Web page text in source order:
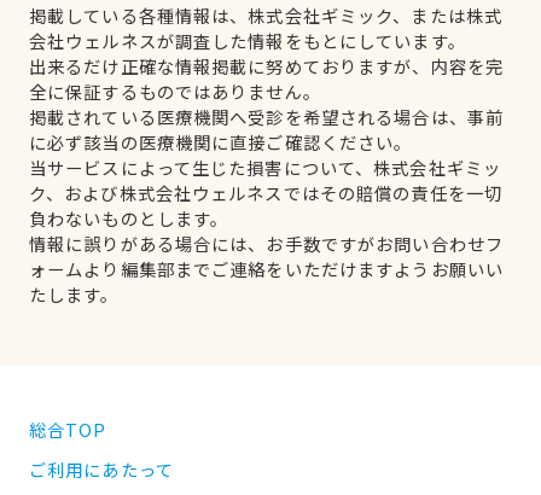
掲載している各種情報は、株式会社ギミック、または株式
会社ウェルネスが調査した情報をもとにしています。
出来るだけ正確な情報掲載に努めておりますが、内容を完
全に保証するものではありません。
掲載されている医療機関へ受診を希望される場合は、事前
に必ず該当の医療機関に直接ご確認ください。
当サービスによって生じた損害について、株式会社ギミッ
ク、および株式会社ウェルネスではその賠償の責任を一切
負わないものとします。
情報に誤りがある場合には、お手数ですがお問い合わせフ
ォームより編集部までご連絡をいただけますようお願いい
たします。
総合TOP
ご利用にあたって